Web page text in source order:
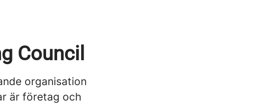
Council
organisation
är företag och